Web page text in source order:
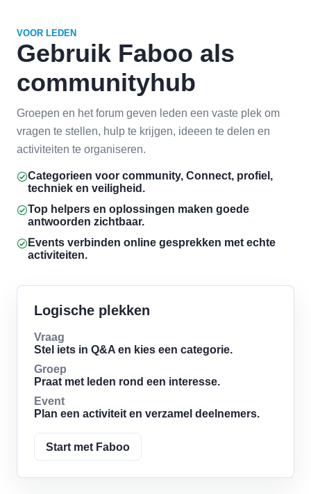
VOOR LEDEN
Gebruik Faboo als
communityhub
Groepen en het forum geven leden een vaste plek om
vragen te stellen, hulp te krijgen, ideeen te delen en
activiteiten te organiseren.
Categorieen voor community, Connect, profiel,
techniek en veiligheid.
Top helpers en oplossingen maken goede
antwoorden zichtbaar.
Events verbinden online gesprekken met echte
activiteiten.
Logische plekken
Vraag
Stel iets in Q&A en kies een categorie.
Groep
Praat met leden rond een interesse.
Event
Plan een activiteit en verzamel deelnemers.
Start met Faboo